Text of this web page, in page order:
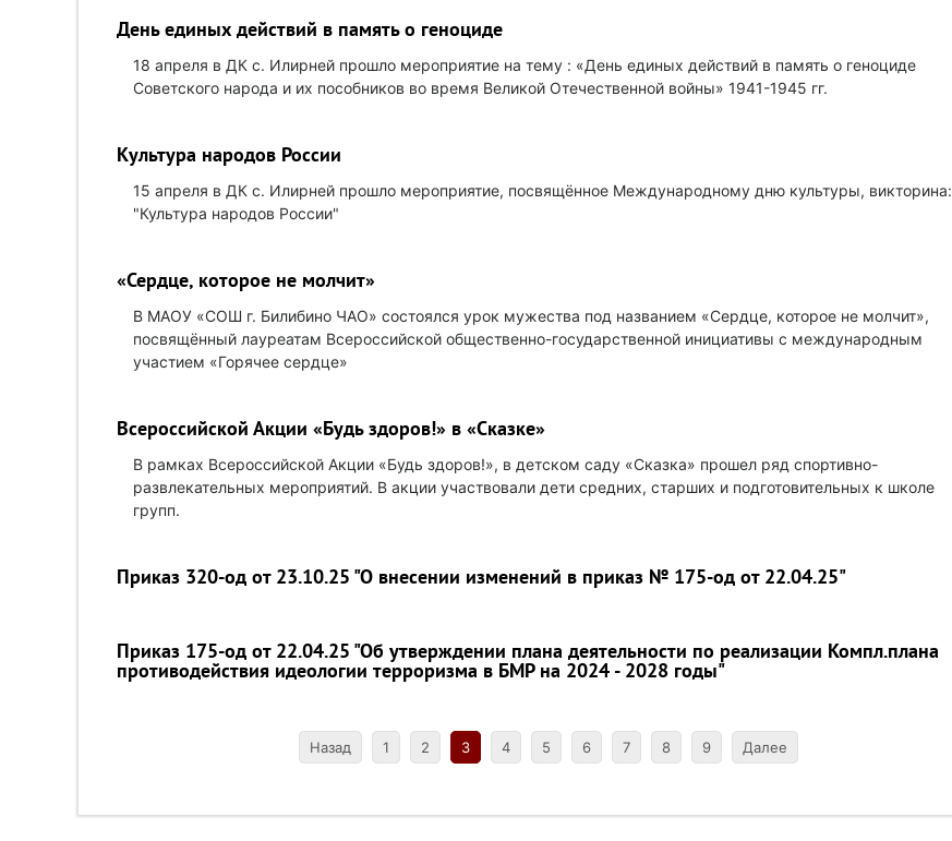
День единых действий в память о геноциде
18 апреля в ДК с. Илирней прошло мероприятие на тему : «День единых действий в память о геноциде
Советского народа и их пособников во время Великой Отечественной войны» 1941-1945 гг.
Культура народов России
15 апреля в ДК с. Илирней прошло мероприятие, посвящённое Международному дню культуры, викторина:
"Культура народов России"
«Сердце, которое не молчит»
В МАОУ «СОШ г. Билибино ЧАО» состоялся урок мужества под названием «Сердце, которое не молчит»,
посвящённый лауреатам Всероссийской общественно-государственной инициативы с международным
участием «Горячее сердце»
Всероссийской Акции «Будь здоров!» в «Сказке»
В рамках Всероссийской Акции «Будь здоров!», в детском саду «Сказка» прошел ряд спортивно-
развлекательных мероприятий. В акции участвовали дети средних, старших и подготовительных к школе
групп.
Приказ 320-од от 23.10.25 "О внесении изменений в приказ № 175-од от 22.04.25"
Приказ 175-од от 22.04.25 "Об утверждении плана деятельности по реализации Компл.плана
противодействия идеологии терроризма в БМР на 2024 - 2028 годы"
Назад 1 2 3 4 5 6 7 8 9 Далее